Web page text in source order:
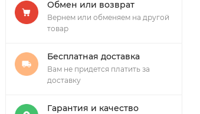
Обмен или возврат
Вернем или обменяем на другой
товар
Бесплатная доставка
Вам не придется платить за
доставку
Гарантия и качество